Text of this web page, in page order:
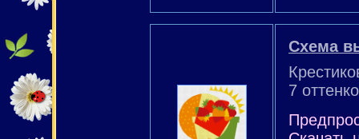
Схема
7